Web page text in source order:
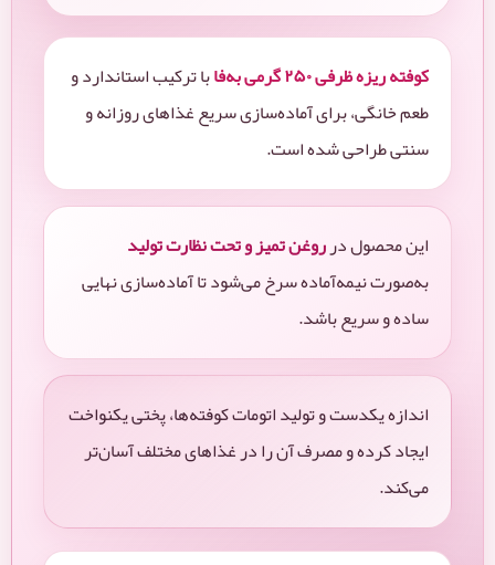
کوفته ریزه ظرفی ۲۵۰ گرمی به‌فا
با ترکیب استاندارد و
طعم خانگی، برای آماده‌سازی سریع غذاهای روزانه و
سنتی طراحی شده است.
این محصول درروغن تمیز و تحت نظارت تولید
به‌صورت نیمه‌آماده سرخ می‌شود تا آماده‌سازی نهایی
ساده و سریع باشد.
اندازه یکدست و تولید اتومات کوفته‌ها، پختی یکنواخت
ایجاد کرده و مصرف آن را در غذاهای مختلف آسان‌تر
می‌کند.